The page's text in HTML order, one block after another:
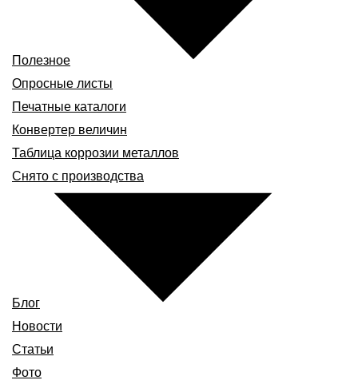
Полезное
Опросные листы
Печатные каталоги
Конвертер величин
Таблица коррозии металлов
Снято с производства
Блог
Новости
Статьи
Фото